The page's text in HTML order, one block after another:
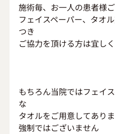
施術毎、お一人の患者様
フェイスペーパー、タオ
つき
ご協力を頂ける方は宜し
もちろん当院ではフェイ
な
タオルをご用意してあり
強制ではございません